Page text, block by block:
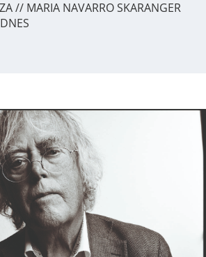
// MARIA NAVARRO SKARANGER